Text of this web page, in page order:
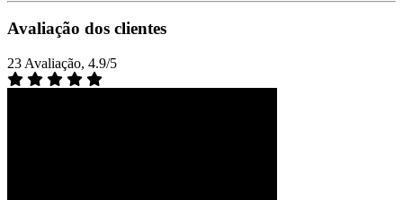
Avaliação dos clientes
23 Avaliação, 4.9/5